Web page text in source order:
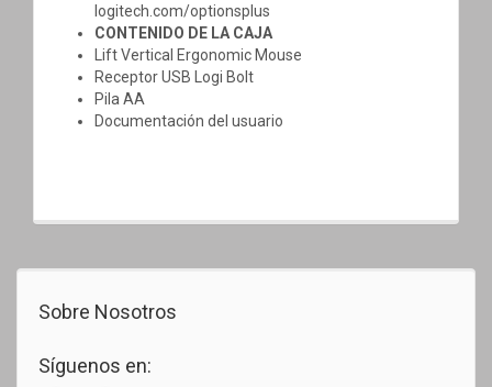
logitech.com/optionsplus
CONTENIDO DE LA CAJA
Lift Vertical Ergonomic Mouse
Receptor USB Logi Bolt
Pila AA
Documentación del usuario
Sobre Nosotros
Síguenos en: